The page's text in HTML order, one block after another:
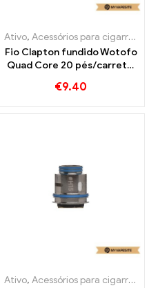
Ativo, Acessórios para cigarros eletrônicos
Fio Clapton fundido Wotofo
Quad Core 20 pés/carretel
Personalizado
€9.40
Ativo, Acessórios para cigarros eletrônicos